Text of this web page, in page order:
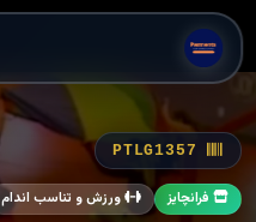
فرانچایز ورزش و تناسب اندام